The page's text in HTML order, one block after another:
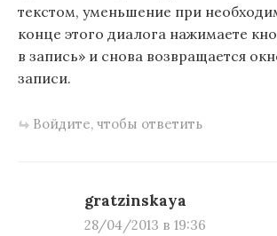
текстом, уменьшение при
конце этого диалога нажимаете
в запись» и снова возвращается
записи.
Войдите, чтобы ответить
gratzinskaya
28/04/2013 в 19:36